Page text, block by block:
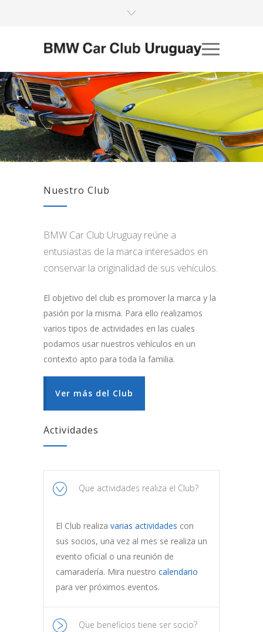
Nuestro Club
BMW Car Club Uruguay reúne a
entusiastas de la marca interesados en
conservar la originalidad de sus vehículos.
El objetivo del club es promover la marca y la
pasión por la misma. Para ello realizamos
varios tipos de actividades en las cuales
podamos usar nuestros vehículos en un
contexto apto para toda la familia.
Ver más del Club
Actividades
Que actividades realiza el Club?
El Club realiza varias actividades con
sus socios, una vez al mes se realiza un
evento oficial o una reunión de
camaradería. Mira nuestro calendario
para ver próximos eventos.
Que beneficios tiene ser socio?